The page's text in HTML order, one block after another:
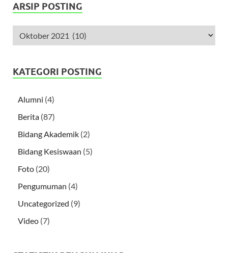
ARSIP POSTING
KATEGORI POSTING
Alumni (4)
Berita (87)
Bidang Akademik (2)
Bidang Kesiswaan (5)
Foto (20)
Pengumuman (4)
Uncategorized (9)
Video (7)